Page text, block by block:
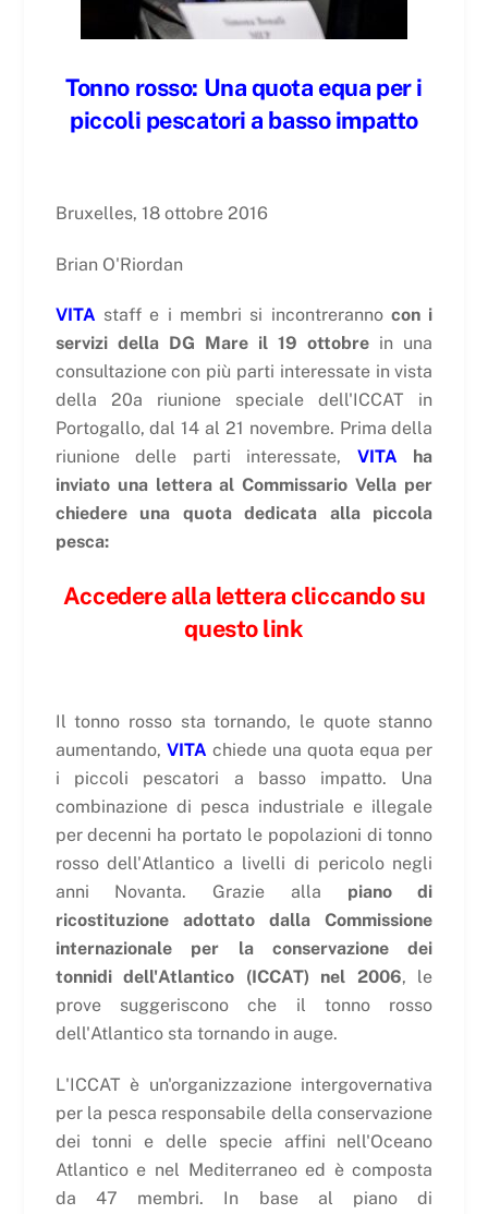
Tonno rosso: Una quota equa per i
piccoli pescatori a basso impatto
Bruxelles, 18 ottobre 2016
Brian O'Riordan
VITA staff e i membri si incontrerannocon i
servizi della DG Mare il 19 ottobre in una
consultazione con più parti interessate in vista
della 20a riunione speciale dell'ICCAT in
Portogallo, dal 14 al 21 novembre. Prima della
riunione delle parti interessate, VITA
ha
inviato una lettera al Commissario Vella per
chiedere una quota dedicata alla piccola
pesca:
Accedere alla lettera cliccando su
questo link
Il tonno rosso sta tornando, le quote stanno
aumentando, VITA chiede una quota equa per
i piccoli pescatori a basso impatto. Una
combinazione di pesca industriale e illegale
per decenni ha portato le popolazioni di tonno
rosso dell'Atlantico a livelli di pericolo negli
anni Novanta. Grazie alla piano di
ricostituzione adottato dalla Commissione
internazionale per la conservazione dei
tonnidi dell'Atlantico (ICCAT) nel 2006, le
prove suggeriscono che il tonno rosso
dell'Atlantico sta tornando in auge.
L'ICCAT è un'organizzazione intergovernativa
per la pesca responsabile della conservazione
dei tonni e delle specie affini nell'Oceano
Atlantico e nel Mediterraneo ed è composta
da 47 membri. In base al piano di